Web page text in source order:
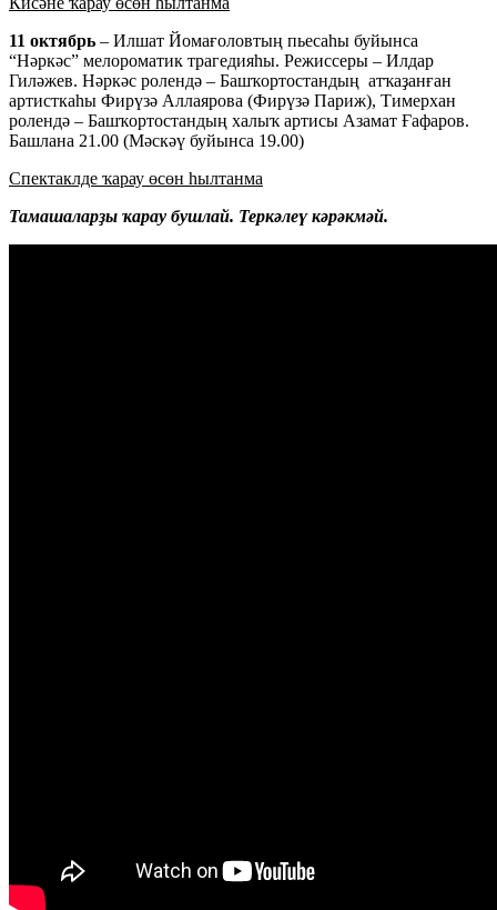
11 октябрь – Илшат Йомағоловтың пьесаһы буйынса
“Нәркәс” мелороматик трагедияһы. Режиссеры – Илдар
Гиләжев. Нәркәс ролендә – Башҡортостандың атҡаҙанған
артисткаһы Фирүзә Аллаярова (Фирүзә Париж), Тимерхан
ролендә – Башҡортостандың халыҡ артисы Азамат Ғафаров.
Башлана 21.00 (Мәскәү буйынса 19.00)
Спектаклде ҡарау өсөн һылтанма
Тамашаларҙы ҡарау бушлай. Теркәлеү кәрәкмәй.